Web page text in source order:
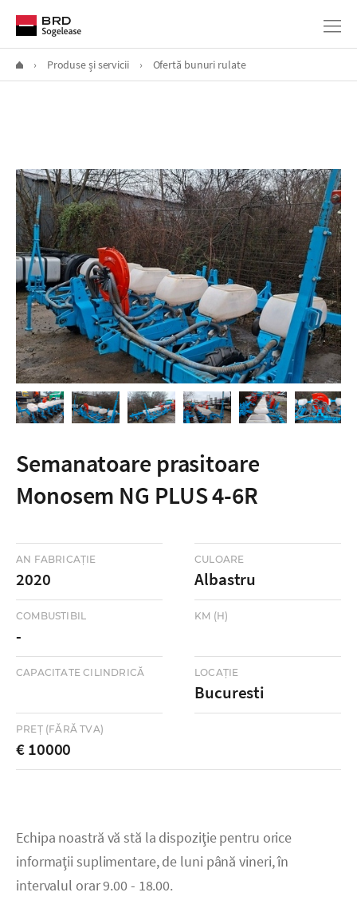
› Produse și servicii › Ofertă bunuri rulate
Semanatoare prasitoare
Monosem NG PLUS 4-6R
AN FABRICAȚIE
2020
CULOARE
Albastru
COMBUSTIBIL
-
KM (H)
CAPACITATE CILINDRICĂ LOCAŢIE
Bucuresti
PREȚ (FĂRĂ TVA)
€ 10000
Echipa noastră vă stă la dispoziţie pentru orice
informaţii suplimentare, de luni până vineri, în
intervalul orar 9.00 - 18.00.